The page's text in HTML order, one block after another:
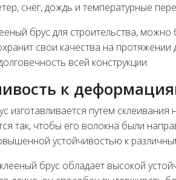
снег, дождь и температурные
брус для строительства,
свои качества на
всей конструкции.
к
изготавливается путем
так, чтобы его волокна были
устойчивостью к
брус обладает высокой